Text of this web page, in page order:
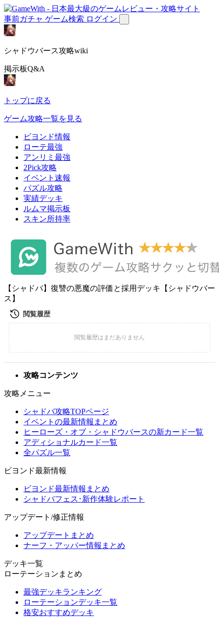
事前ガチャ ゲーム検索 ログイン
シャドウバース攻略wiki
掲示板Q&A
トップに戻る
ゲーム攻略一覧を見る
ビヨンド情報
ローテ最強
アンリミ最強
2Pick攻略
イベント速報
パズル攻略
実績デッキ
ルムマ掲示板
スキン所持率
【シャドバ】復讐の悪魔の評価と採用デッキ【シャドウバー
ス】
攻略コンテンツ
攻略メニュー
シャドバ攻略TOPページ
イベントの最新情報まとめ
ヒーローズ・オブ・シャドウバースの新カード一覧
アディショナルカード一覧
全パズル一覧
ビヨンド最新情報
ビヨンド最新情報まとめ
シャドバフェス･新作体験レポート
アップデート/修正情報
アップデートまとめ
ナーフ・アッパー情報まとめ
デッキ一覧
ローテーションまとめ
最強デッキランキング
ローテーションデッキ一覧
格安おすすめデッキ